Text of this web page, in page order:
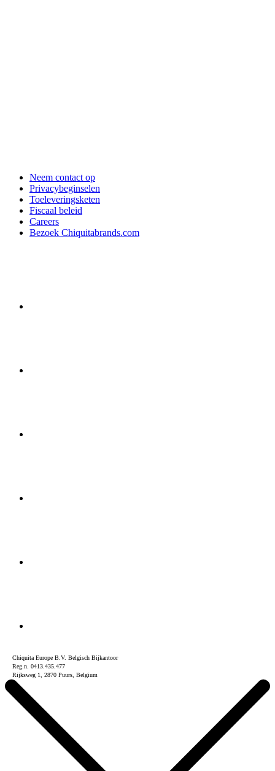
Neem contact op
Privacybeginselen
Toeleveringsketen
Fiscaal beleid
Careers
Bezoek Chiquitabrands.com
Chiquita Europe B.V. Belgisch Bijkantoor
Reg.n. 0413.435.477
Rijksweg 1, 2870 Puurs, Belgium